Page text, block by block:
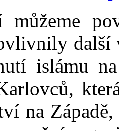
můžeme
islámu
na